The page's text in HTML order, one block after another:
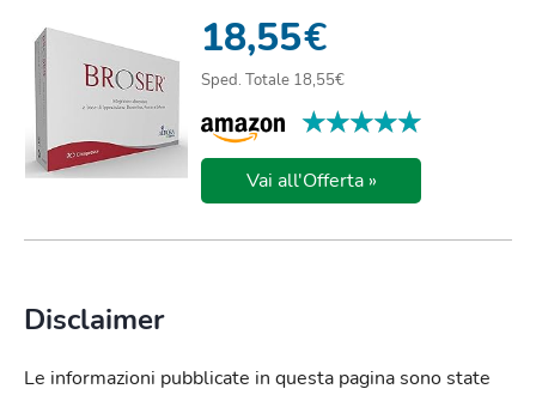
18,55€
Sped. Totale 18,55€
★★★★★
★★★★★
Vai all'Offerta »
Disclaimer
Le informazioni pubblicate in questa pagina sono state